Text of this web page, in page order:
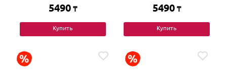
5490 ₸
Купить
5490 ₸
Купить